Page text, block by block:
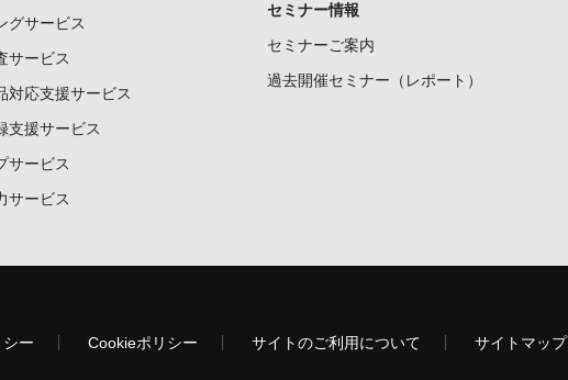
グサービス
サービス
対応支援サービス
支援サービス
サービス
サービス
セミナー情報
セミナーご案内
過去開催セミナー（レポート）
ー Cookieポリシー サイトのご利用について サイトマップ